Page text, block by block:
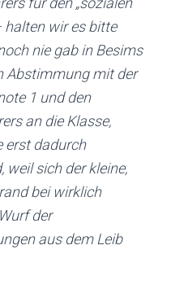
halten wir es bitte
nie gab in Besims
Abstimmung mit der
1 und den
an die Klasse,
erst dadurch
sich der kleine,
bei wirklich
der
aus dem Leib